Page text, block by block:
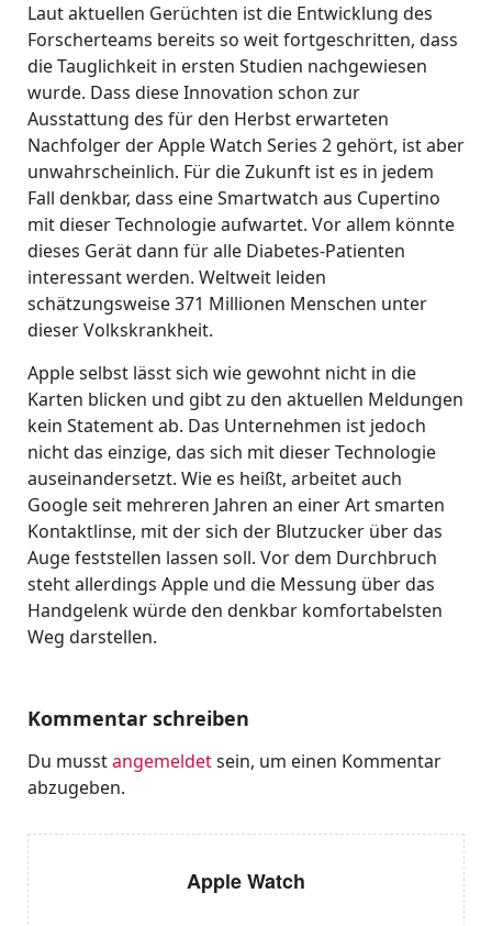
Laut aktuellen Gerüchten ist die Entwicklung des
Forscherteams bereits so weit fortgeschritten, dass
die Tauglichkeit in ersten Studien nachgewiesen
wurde. Dass diese Innovation schon zur
Ausstattung des für den Herbst erwarteten
Nachfolger der Apple Watch Series 2 gehört, ist aber
unwahrscheinlich. Für die Zukunft ist es in jedem
Fall denkbar, dass eine Smartwatch aus Cupertino
mit dieser Technologie aufwartet. Vor allem könnte
dieses Gerät dann für alle Diabetes-Patienten
interessant werden. Weltweit leiden
schätzungsweise 371 Millionen Menschen unter
dieser Volkskrankheit.
Apple selbst lässt sich wie gewohnt nicht in die
Karten blicken und gibt zu den aktuellen Meldungen
kein Statement ab. Das Unternehmen ist jedoch
nicht das einzige, das sich mit dieser Technologie
auseinandersetzt. Wie es heißt, arbeitet auch
Google seit mehreren Jahren an einer Art smarten
Kontaktlinse, mit der sich der Blutzucker über das
Auge feststellen lassen soll. Vor dem Durchbruch
steht allerdings Apple und die Messung über das
Handgelenk würde den denkbar komfortabelsten
Weg darstellen.
Kommentar schreiben
Du musstangemeldetsein, um einen Kommentar
abzugeben.
Apple Watch